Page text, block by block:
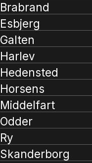
Brabrand
Esbjerg
Galten
Harlev
Hedensted
Horsens
Middelfart
Odder
Ry
Skanderborg